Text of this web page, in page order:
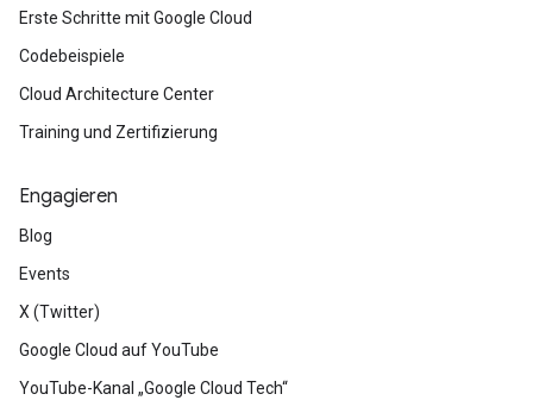
Erste Schritte mit Google Cloud
Codebeispiele
Cloud Architecture Center
Training und Zertifizierung
Engagieren
Blog
Events
X (Twitter)
Google Cloud auf YouTube
YouTube-Kanal „Google Cloud Tech“